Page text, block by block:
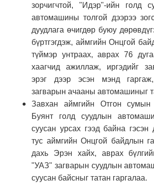
зорчигчтой, "Идэр"-ийн голд
автомашины толгой дээрээ
дуудлага өчигдөр буюу
бүртгэгдэж, аймгийн Онцгой
түймэр унтраах, аврах 76
хаагчид ажиллаж, иргэдийг
эрэг дээр эсэн мэнд
загварын ачааны автомашиныг
Завхан аймгийн Отгон сумын
Буянт голд суудлын
суусан урсах гээд байна гэсэн
тус аймгийн Онцгой байдлын
дахь Эрэн хайх, аврах
"УАЗ" загварын суудлын
суусан байсныг татан гаргалаа.